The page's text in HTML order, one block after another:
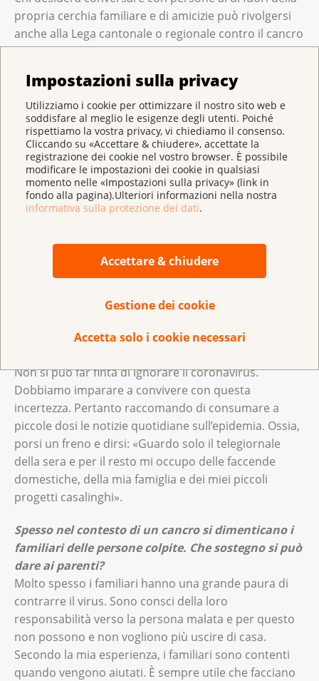
Impostazioni sulla privacy
Utilizziamo i cookie per ottimizzare il nostro sito web e
soddisfare al meglio le esigenze degli utenti. Poiché
rispettiamo la vostra privacy, vi chiediamo il consenso.
Cliccando su «Accettare & chiudere», accettate la
registrazione dei cookie nel vostro browser. È possibile
modificare le impostazioni dei cookie in qualsiasi
momento nelle «Impostazioni sulla privacy» (link in
fondo alla pagina).Ulteriori informazioni nella nostra
informativa sulla protezione dei dati.
Accettare & chiudere
Gestione dei cookie
Accetta solo i cookie necessari
propria cerchia familiare e di amicizie può rivolgersi
anche alla Lega cantonale o regionale contro il cancro
oppure alla Linea cancro. Lì trova interlocutori che
quotidianità o ad affrontare i nuovi problemi.
Anche i piccoli progetti domestici sono importanti.
Non c'era quell'album fotografico che da anni vi siete
ripromessi di sistemare? Oppure perché non
approfittarne finalmente per imparare gli scacchi o
una nuova lingua? Nell'epoca attuale dovremmo
sfruttare i vantaggi offerti dai media elettronici, ad
esempio per guardare documentari o fare sport
momento di riscoprire i giochi di società o i puzzle in
Io incoraggio a integrare nella routine quotidiana
attività che procurano piacere. Soprattutto le
dei punti fermi di un programma quotidiano
Non si può far finta di ignorare il coronavirus.
Dobbiamo imparare a convivere con questa
incertezza. Pertanto raccomando di consumare a
piccole dosi le notizie quotidiane sull’epidemia. Ossia,
porsi un freno e dirsi: «Guardo solo il telegiornale
della sera e per il resto mi occupo delle faccende
domestiche, della mia famiglia e dei miei piccoli
progetti casalinghi».
Spesso nel contesto di un cancro si dimenticano i
familiari delle persone colpite. Che sostegno si può
dare ai parenti?
Molto spesso i familiari hanno una grande paura di
contrarre il virus. Sono consci della loro
responsabilità verso la persona malata e per questo
non possono e non vogliono più uscire di casa.
Secondo la mia esperienza, i familiari sono contenti
quando vengono aiutati. È sempre utile che facciano